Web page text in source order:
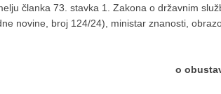
članka 73. stavka 1. Zakona o državnim
novine, broj 124/24), ministar znanosti,
o